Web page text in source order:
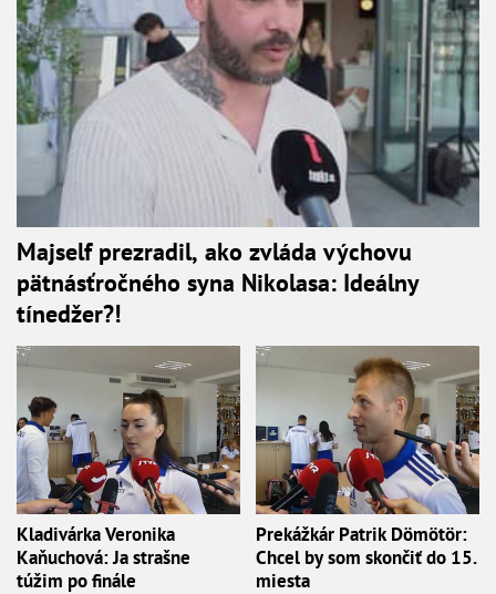
Majself prezradil, ako zvláda výchovu
pätnásťročného syna Nikolasa: Ideálny
tínedžer?!
Kladivárka Veronika
Kaňuchová: Ja strašne
túžim po finále
Prekážkár Patrik Dömötör:
Chcel by som skončiť do 15.
miesta